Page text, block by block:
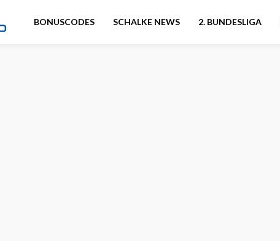
BONUSCODES SCHALKE NEWS 2. BUNDESLIGA